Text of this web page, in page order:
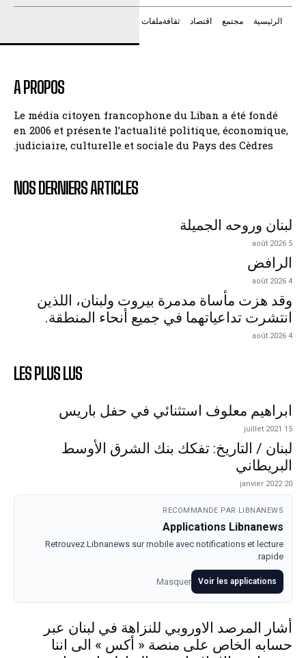
الرئيسية مجتمع اقتصاد ثقافةملفات
A PROPOS
Le média citoyen francophone du Liban a été fondé
en 2006 et présente l’actualité politique, économique,
judiciaire, culturelle et sociale du Pays des Cèdres.
NOS DERNIERS ARTICLES
لبنان وروحه الجميلة
5 août 2026
الرافض
4 août 2026
وقد هزت مأساة مدمرة بيروت ولبنان، اللذين
انتشرت تداعياتهما في جميع أنحاء المنطقة.
4 août 2026
LES PLUS LUS
ابراهيم معلوف استثنائي في حفل باريس
15 juillet 2021
لبنان / التاريخ: تفكك بنك الشرق الأوسط
البريطاني
20 janvier 2022
RECOMMANDE PAR LIBNANEWS
Applications Libnanews
Retrouvez Libnanews sur mobile avec notifications et lecture
rapide.
Voir les applications
Masquer
أشار المرصد الاوروبي للنزاهة في لبنان عبر
حسابه الخاص على منصة « أكس » الى اننا